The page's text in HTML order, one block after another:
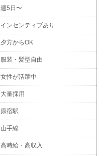
週5日〜
インセンティブあり
夕方からOK
服装・髪型自由
女性が活躍中
大量採用
原宿駅
山手線
高時給・高収入